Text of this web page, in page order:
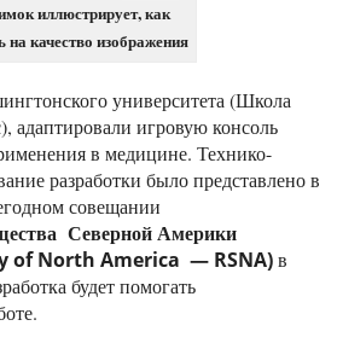
иллюстрирует, как
качество изображения
университета (Школа
игровую консоль
в медицине. Технико-
разработки было представлено в
совещании
Северной Америки
of North America — RSNA)в
будет помогать